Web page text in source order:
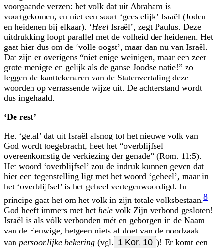
voorgaande verzen: het volk dat uit Abraham is
voortgekomen, en niet een soort ‘geestelijk’ Israël (Joden
en heidenen bij elkaar). ‘Heel Israël’, zegt Paulus. Deze
uitdrukking loopt parallel met de volheid der heidenen. Het
gaat hier dus om de ‘volle oogst’, maar dan nu van Israël.
Dat zijn er overigens “niet enige weinigen, maar een zeer
grote menigte en gelijk als de ganse Joodse natie!” zo
leggen de kanttekenaren van de Statenvertaling deze
woorden op verrassende wijze uit. De achterstand wordt
dus ingehaald.
‘De rest’
Het ‘getal’ dat uit Israël alsnog tot het nieuwe volk van
God wordt toegebracht, heet het “overblijfsel
overeenkomstig de verkiezing der genade” (Rom. 11:5).
Het woord ‘overblijfsel’ zou de indruk kunnen geven dat
hier een tegenstelling ligt met het woord ‘geheel’, maar in
het ‘overblijfsel’ is het geheel vertegenwoordigd. In
principe gaat het om het volk in zijn totale volksbestaan.8
God heeft immers met het hele volk Zijn verbond gesloten!
Israël is als vólk verbonden mét en geborgen in de Naam
van de Eeuwige, hetgeen niets af doet van de noodzaak
van persoonlijke bekering (vgl. 1 Kor. 10 )! Er komt een